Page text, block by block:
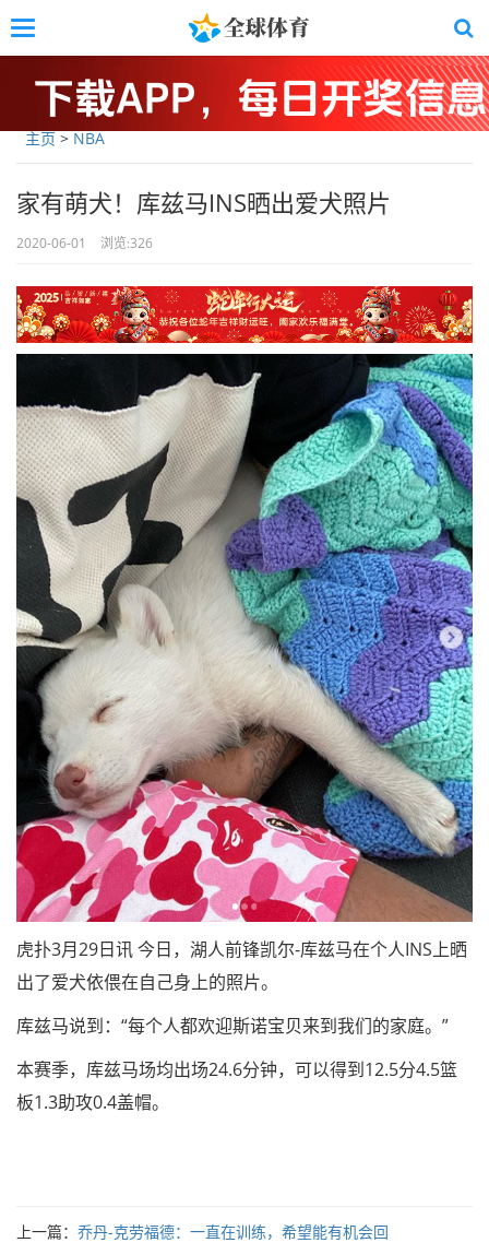
to
main
Toggle
主页>NBA
家有萌犬！库兹马INS晒出爱犬照片
2020-06-01 浏览:326
虎扑3月29日讯 今日，湖人前锋凯尔-库兹马在个人INS上晒
出了爱犬依偎在自己身上的照片。
库兹马说到：“每个人都欢迎斯诺宝贝来到我们的家庭。”
本赛季，库兹马场均出场24.6分钟，可以得到12.5分4.5篮
板1.3助攻0.4盖帽。
上一篇： 乔丹-克劳福德：一直在训练，希望能有机会回